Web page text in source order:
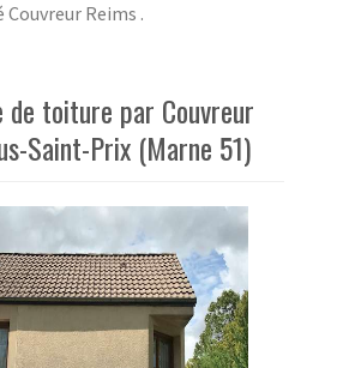
Reims .
de toiture par Couvreur
Saint-Prix (Marne 51)